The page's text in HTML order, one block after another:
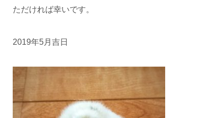
ただければ幸いです。
2019年5月吉日